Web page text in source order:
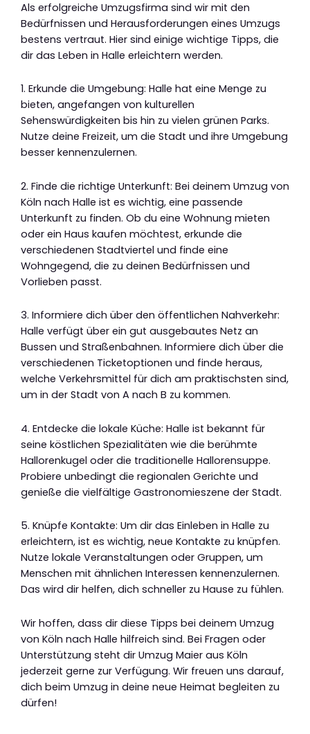
Als erfolgreiche Umzugsfirma sind wir mit den
Bedürfnissen und Herausforderungen eines Umzugs
bestens vertraut. Hier sind einige wichtige Tipps, die
dir das Leben in Halle erleichtern werden.
1. Erkunde die Umgebung: Halle hat eine Menge zu
bieten, angefangen von kulturellen
Sehenswürdigkeiten bis hin zu vielen grünen Parks.
Nutze deine Freizeit, um die Stadt und ihre Umgebung
besser kennenzulernen.
2. Finde die richtige Unterkunft: Bei deinem Umzug von
Köln nach Halle ist es wichtig, eine passende
Unterkunft zu finden. Ob du eine Wohnung mieten
oder ein Haus kaufen möchtest, erkunde die
verschiedenen Stadtviertel und finde eine
Wohngegend, die zu deinen Bedürfnissen und
Vorlieben passt.
3. Informiere dich über den öffentlichen Nahverkehr:
Halle verfügt über ein gut ausgebautes Netz an
Bussen und Straßenbahnen. Informiere dich über die
verschiedenen Ticketoptionen und finde heraus,
welche Verkehrsmittel für dich am praktischsten sind,
um in der Stadt von A nach B zu kommen.
4. Entdecke die lokale Küche: Halle ist bekannt für
seine köstlichen Spezialitäten wie die berühmte
Hallorenkugel oder die traditionelle Hallorensuppe.
Probiere unbedingt die regionalen Gerichte und
genieße die vielfältige Gastronomieszene der Stadt.
5. Knüpfe Kontakte: Um dir das Einleben in Halle zu
erleichtern, ist es wichtig, neue Kontakte zu knüpfen.
Nutze lokale Veranstaltungen oder Gruppen, um
Menschen mit ähnlichen Interessen kennenzulernen.
Das wird dir helfen, dich schneller zu Hause zu fühlen.
Wir hoffen, dass dir diese Tipps bei deinem Umzug
von Köln nach Halle hilfreich sind. Bei Fragen oder
Unterstützung steht dir Umzug Maier aus Köln
jederzeit gerne zur Verfügung. Wir freuen uns darauf,
dich beim Umzug in deine neue Heimat begleiten zu
dürfen!